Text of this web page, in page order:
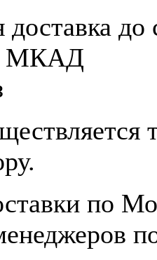
доставка
МКАД
по